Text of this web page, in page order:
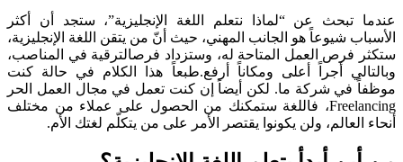
عندما تبحث عن “لماذا نتعلم اللغة الإنجليزية”، ستجد أن أكثر
الأسباب شيوعاً هو الجانب المهني، حيث أنّ من يتقن اللغة الإنجليزية،
ستكثر فرص العمل المتاحة له، وستزداد فرصالترقية في المناصب،
وبالتالي أجراً أعلى ومكاناً أرفع.طبعاً هذا الكلام في حالة كنت
موظفاً في شركة ما. لكن أيضاً إن كنت تعمل في مجال العمل الحر
Freelancing، فاللغة ستمكنك من الحصول على عملاء من مختلف
أنحاء العالم، ولن يكونوا يقتصر الأمر على من يتكلّم لغتك الأم.